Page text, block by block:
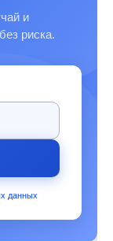
и
риска.
данных